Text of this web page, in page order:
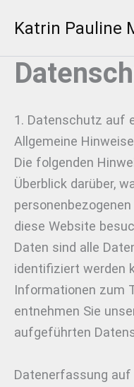
InhaltKatrin Pauline
1. Datenschutz auf
Allgemeine Hinweise
Die folgenden
Überblick darüber,
diese Website
Daten sind alle
identifiziert werden
Informationen zum
entnehmen Sie
aufgeführten
Datenerfassung